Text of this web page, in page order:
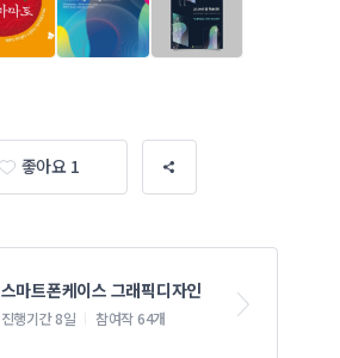
좋아요 1
스마트폰케이스 그래픽디자인
진행기간 8일 참여작 64개